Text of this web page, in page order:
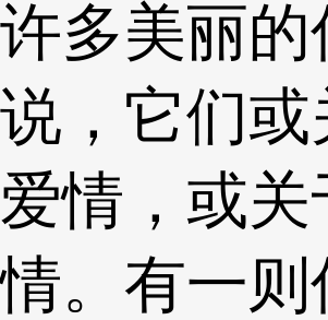
许多美丽的
说，它们或
爱情，或关
情。有一则